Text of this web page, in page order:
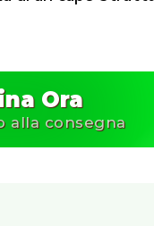
Ora
alla consegna